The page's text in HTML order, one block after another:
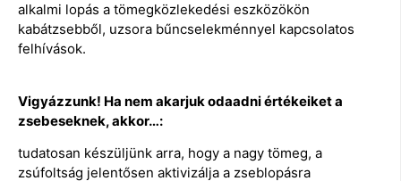
alkalmi lopás a tömegközlekedési eszközökön
kabátzsebből, uzsora bűncselekménnyel kapcsolatos
felhívások.
Vigyázzunk! Ha nem akarjuk odaadni értékeiket a
zsebeseknek, akkor…:
tudatosan készüljünk arra, hogy a nagy tömeg, a
zsúfoltság jelentősen aktivizálja a zseblopásra